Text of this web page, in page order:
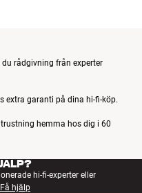
rådgivning från experter
extra garanti på dina hi-fi-köp.
hemma hos dig i 60
hi-fi-experter eller
Få hjälp